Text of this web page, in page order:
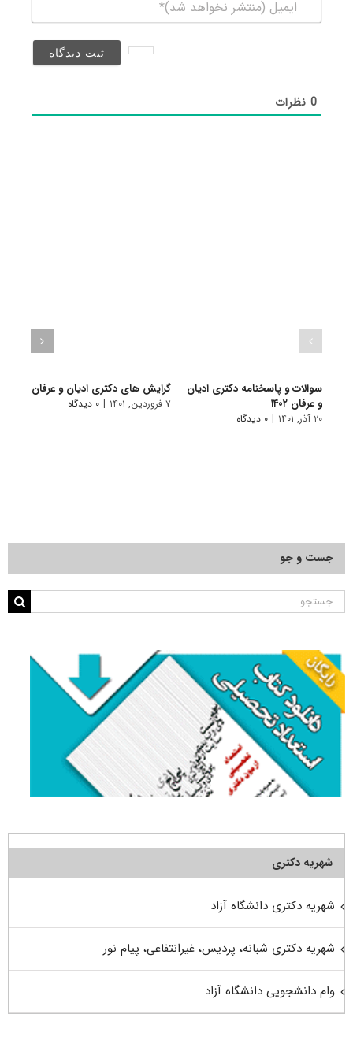
(منتشر
0نظرات
سوالات و پاسخنامه دکتری ادیان
و عرفان ۱۴۰۲
۲۰ آذر, ۱۴۰۱ | ۰ دیدگاه
گرایش های دکتری ادﻳﺎن و ﻋﺮﻓﺎن
۷ فروردین, ۱۴۰۱ | ۰ دیدگاه
جست و جو
جستجو
شهریه دکتری
شهریه دکتری دانشگاه آزاد
شهریه دکتری شبانه، پردیس، غیرانتفاعی، پیام نور
وام دانشجویی دانشگاه آزاد